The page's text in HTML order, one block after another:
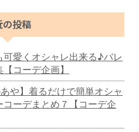
の投稿
可愛くオシャレ出来る♪バレ
コーデ企画】
や】着るだけで簡単オシャ
ーデまとめ７【コーデ企